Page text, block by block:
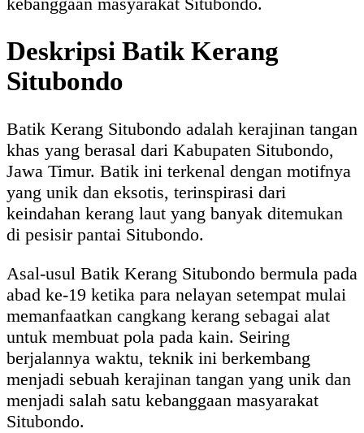
Deskripsi Batik Kerang
Situbondo
Batik Kerang Situbondo adalah kerajinan tangan
khas yang berasal dari Kabupaten Situbondo,
Jawa Timur. Batik ini terkenal dengan motifnya
yang unik dan eksotis, terinspirasi dari
keindahan kerang laut yang banyak ditemukan
di pesisir pantai Situbondo.
Asal-usul Batik Kerang Situbondo bermula pada
abad ke-19 ketika para nelayan setempat mulai
memanfaatkan cangkang kerang sebagai alat
untuk membuat pola pada kain. Seiring
berjalannya waktu, teknik ini berkembang
menjadi sebuah kerajinan tangan yang unik dan
menjadi salah satu kebanggaan masyarakat
Situbondo.